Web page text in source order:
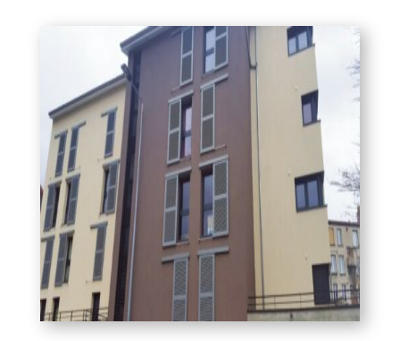
Mentions Légales
Politique de Confidentialité